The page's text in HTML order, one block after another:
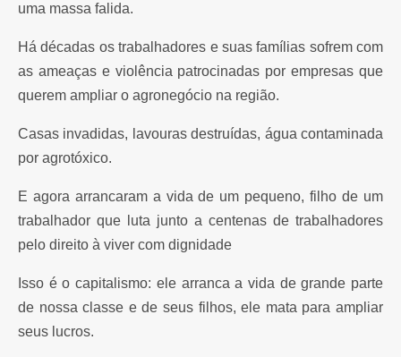
uma massa falida.
Há décadas os trabalhadores e suas famílias sofrem com
as ameaças e violência patrocinadas por empresas que
querem ampliar o agronegócio na região.
Casas invadidas, lavouras destruídas, água contaminada
por agrotóxico.
E agora arrancaram a vida de um pequeno, filho de um
trabalhador que luta junto a centenas de trabalhadores
pelo direito à viver com dignidade
Isso é o capitalismo: ele arranca a vida de grande parte
de nossa classe e de seus filhos, ele mata para ampliar
seus lucros.